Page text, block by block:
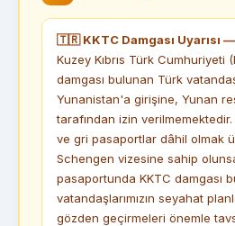
🇹🇷 KKTC Damgası Uyarısı —
Kuzey Kıbrıs Türk Cumhuriyeti
damgası bulunan Türk
Yunanistan'a girişine, Yunan
tarafından izin
ve gri pasaportlar dâhil olmak
Schengen vizesine sahip
pasaportunda KKTC damgası
vatandaşlarımızın seyahat
gözden geçirmeleri önemle